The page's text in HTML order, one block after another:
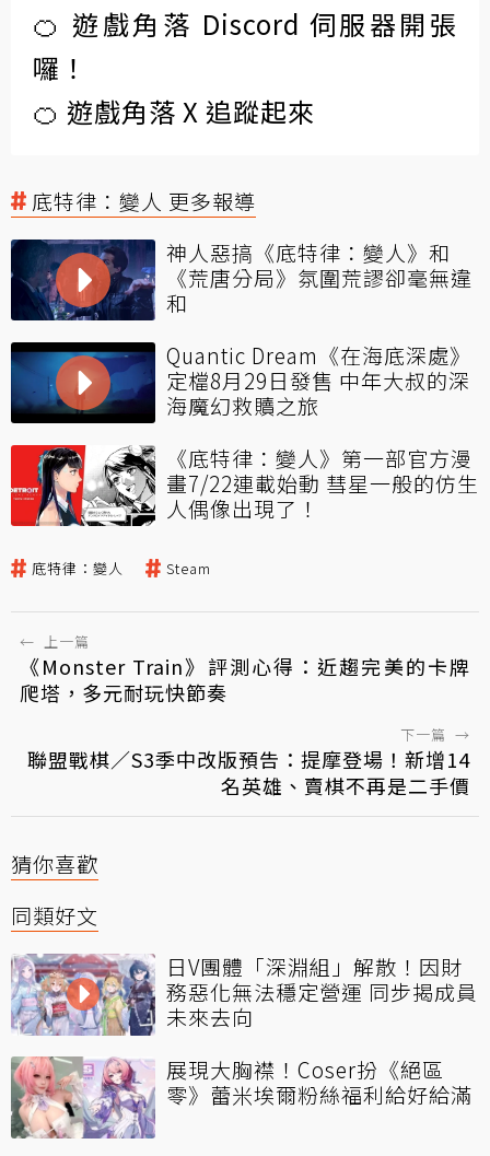
🍊 遊戲角落 Discord 伺服器開張
囉！
🍊 遊戲角落 X 追蹤起來
底特律：變人 更多報導
神人惡搞《底特律：變人》和
《荒唐分局》氛圍荒謬卻毫無違
和
Quantic Dream《在海底深處》
定檔8月29日發售 中年大叔的深
海魔幻救贖之旅
《底特律：變人》第一部官方漫
畫7/22連載始動 彗星一般的仿生
人偶像出現了！
底特律：變人 Steam
← 上一篇
《Monster Train》評測心得：近趨完美的卡牌
爬塔，多元耐玩快節奏
下一篇 →
聯盟戰棋／S3季中改版預告：提摩登場！新增14
名英雄、賣棋不再是二手價
猜你喜歡
同類好文
日V團體「深淵組」解散！因財
務惡化無法穩定營運 同步揭成員
未來去向
展現大胸襟！Coser扮《絕區
零》蕾米埃爾粉絲福利給好給滿